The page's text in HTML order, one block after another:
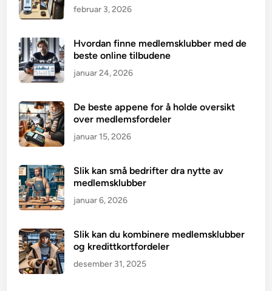
februar 3, 2026
Hvordan finne medlemsklubber med de
beste online tilbudene
januar 24, 2026
De beste appene for å holde oversikt
over medlemsfordeler
januar 15, 2026
Slik kan små bedrifter dra nytte av
medlemsklubber
januar 6, 2026
Slik kan du kombinere medlemsklubber
og kredittkortfordeler
desember 31, 2025